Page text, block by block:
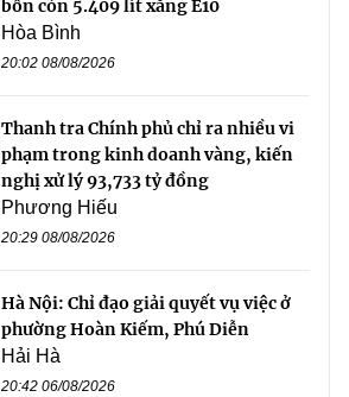
bồn còn 5.409 lít xăng E10
Hòa Bình
20:02 08/08/2026
Thanh tra Chính phủ chỉ ra nhiều vi
phạm trong kinh doanh vàng, kiến
nghị xử lý 93,733 tỷ đồng
Phương Hiếu
20:29 08/08/2026
Hà Nội: Chỉ đạo giải quyết vụ việc ở
phường Hoàn Kiếm, Phú Diễn
Hải Hà
20:42 06/08/2026